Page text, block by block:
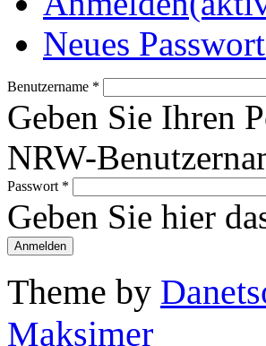
Neues
Benutzername *
Geben Sie Ihren
NRW-
Passwort *
Geben Sie hier
Theme by
Maksimer